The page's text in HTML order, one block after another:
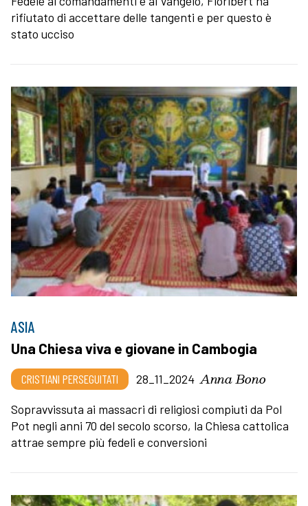
rifiutato di accettare delle tangenti e per questo è
stato ucciso
ASIA
Una Chiesa viva e giovane in Cambogia
CRISTIANI PERSEGUITATI 28_11_2024 Anna Bono
Sopravvissuta ai massacri di religiosi compiuti da Pol
Pot negli anni 70 del secolo scorso, la Chiesa cattolica
attrae sempre più fedeli e conversioni